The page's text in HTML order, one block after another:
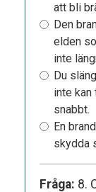
att bli
Den
elden
inte
Du
inte kan
snabbt.
En
skydda
Fråga: 8.